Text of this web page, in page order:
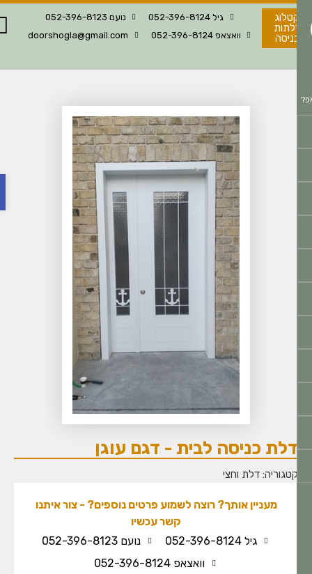
גיל 052-396-8124
נועם 052-396-8123
וואצאפ 052-396-8124
doorshogla@gmail.com
כניסה לבית - דגם עוגן
דלת וחצי
מעניין אותך? רוצה לשמוע פרטים נוספים? - צור איתנו
קשר עכשיו
גיל 052-396-8124
נועם 052-396-8123
וואצאפ 052-396-8124